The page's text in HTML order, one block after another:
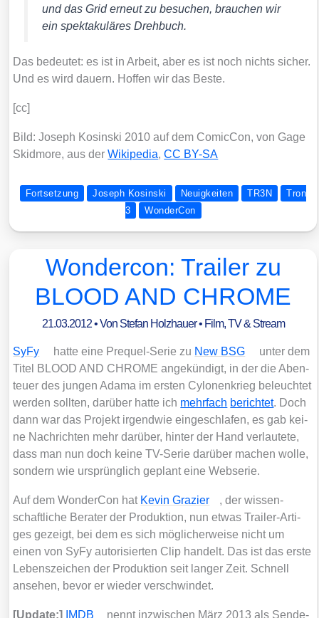
und das Grid erneut zu besu­chen, brau­chen wir
ein spek­ta­ku­lä­res Dreh­buch.
Das bedeu­tet: es ist in Arbeit, aber es ist noch nichts sicher.
Und es wird dau­ern. Hof­fen wir das Bes­te.
[cc]
Bild: Joseph Kos­in­ski 2010 auf dem Comic­Con, von Gage
Skid­mo­re, aus derWiki­pe­dia,CC BY-SA
Fortsetzung Joseph Kosinski Neuigkeiten TR3N
Tron
3
WonderCon
Wondercon: Trailer zu
BLOOD AND CHROME
21.03.2012• Von Stefan Holzhauer• Film, TV & Stream
SyFy hat­te eine Pre­quel-Serie zu New BSG
unter dem
Titel BLOOD AND CHROME ange­kün­digt, in der die Aben­
teu­er des jun­gen Ada­ma im ers­ten Cylo­nen­krieg beleuch­tet
wer­den soll­ten, dar­über hat­te ich mehr­fach berich­tet. Doch
dann war das Pro­jekt irgend­wie ein­ge­schla­fen, es gab kei­
ne Nach­rich­ten mehr dar­über, hin­ter der Hand ver­lau­te­te,
dass man nun doch kei­ne TV-Serie dar­über machen wol­le,
son­dern wie ursprüng­lich geplant eine Webse­rie.
Auf dem Won­der­Con hat Kevin Gra­zier
, der wis­sen­
schaft­li­che Bera­ter der Pro­duk­ti­on, nun etwas Trai­ler-Arti­
ges gezeigt, bei dem es sich mög­li­cher­wei­se nicht um
einen von SyFy auto­ri­sier­ten Clip han­delt. Das ist das ers­te
Lebens­zei­chen der Pro­duk­ti­on seit lan­ger Zeit. Schnell
anse­hen, bevor er wie­der ver­schwin­det.
[Update:] IMDB nennt inzwi­schen März 2013 als Sen­de­